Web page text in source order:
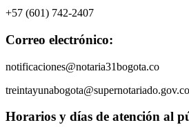
+57 (601) 742-2407
Correo electrónico:
notificaciones@notaria31bogota.co
treintayunabogota@supernotariado.gov.co
Horarios y días de atención al